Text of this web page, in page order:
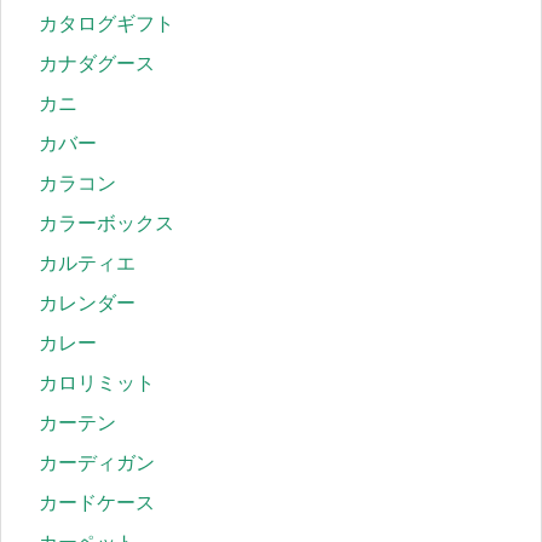
カタログギフト
カナダグース
カニ
カバー
カラコン
カラーボックス
カルティエ
カレンダー
カレー
カロリミット
カーテン
カーディガン
カードケース